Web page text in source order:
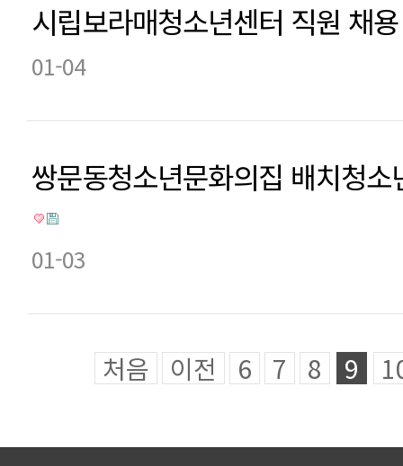
시립보라매청소년센터 직원 채
01-04
쌍문동청소년문화의집 배치청
01-03
처음 이전 6 7 8 9